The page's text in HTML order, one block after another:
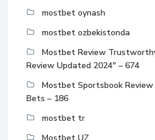
mostbet oynash
mostbet ozbekistonda
Mostbet Review
Review Updated 2024" – 674
Mostbet Sportsbook Review
Bets – 186
mostbet tr